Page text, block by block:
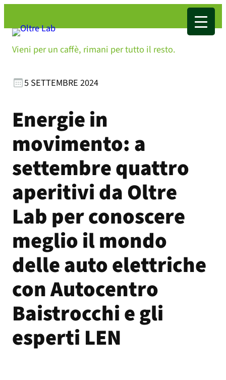
Vieni per un caffè, rimani per tutto il resto.
5 SETTEMBRE 2024
Energie in
movimento: a
settembre quattro
aperitivi da Oltre
Lab per conoscere
meglio il mondo
delle auto elettriche
con Autocentro
Baistrocchi e gli
esperti LEN